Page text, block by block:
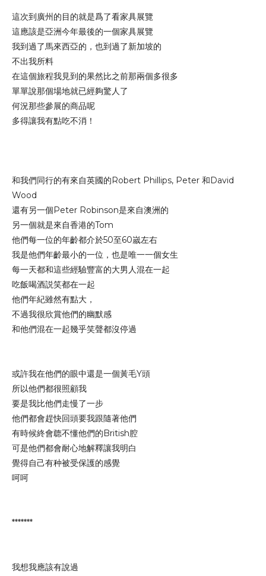
這次到廣州的目的就是爲了看家具展覽
這應該是亞洲今年最後的一個家具展覽
我到過了馬來西亞的，也到過了新加坡的
不出我所料
在這個旅程我見到的果然比之前那兩個多很多
單單說那個場地就已經夠驚人了
何況那些參展的商品呢
多得讓我有點吃不消！
和我們同行的有來自英國的Robert Phillips, Peter 和David
Wood
還有另一個Peter Robinson是來自澳洲的
另一個就是來自香港的Tom
他們每一位的年齡都介於50至60嵗左右
我是他們年齡最小的一位，也是唯一一個女生
每一天都和這些經驗豐富的大男人混在一起
吃飯喝酒説笑都在一起
他們年紀雖然有點大，
不過我很欣賞他們的幽默感
和他們混在一起幾乎笑聲都沒停過
或許我在他們的眼中還是一個黃毛Y頭
所以他們都很照顧我
要是我比他們走慢了一步
他們都會趕快回頭要我跟隨著他們
有時候終會聼不懂他們的British腔
可是他們都會耐心地解釋讓我明白
覺得自己有种被受保護的感覺
呵呵
*******
我想我應該有說過